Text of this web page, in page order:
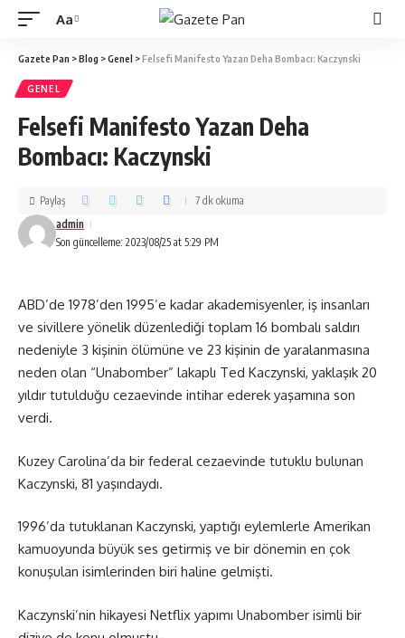
Aa
Gazete Pan >Blog >Genel >Felsefi Manifesto Yazan Deha Bombacı: Kaczynski
GENEL
Felsefi Manifesto Yazan Deha
Bombacı: Kaczynski
Son güncelleme: 2023/08/25 at 5:29 PM
admin
Paylaş 7 dk okuma
ABD’de 1978’den 1995’e kadar akademisyenler, iş insanları
ve sivillere yönelik düzenlediği toplam 16 bombalı saldırı
nedeniyle 3 kişinin ölümüne ve 23 kişinin de yaralanmasına
neden olan “Unabomber” lakaplı Ted Kaczynski, yaklaşık 20
yıldır tutulduğu cezaevinde intihar ederek yaşamına son
verdi.
Kuzey Carolina’da bir federal cezaevinde tutuklu bulunan
Kaczynski, 81 yaşındaydı.
1996’da tutuklanan Kaczynski, yaptığı eylemlerle Amerikan
kamuoyunda büyük ses getirmiş ve bir dönemin en çok
konuşulan isimlerinden biri haline gelmişti.
Kaczynski’nin hikayesi Netflix yapımı Unabomber isimli bir